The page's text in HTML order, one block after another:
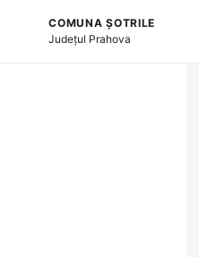
COMUNA ȘOTRILE
Județul Prahova